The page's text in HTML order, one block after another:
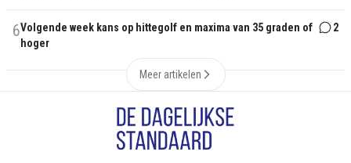
6Volgende week kans op hittegolf en maxima van 35 graden of
hoger
2
Meer artikelen